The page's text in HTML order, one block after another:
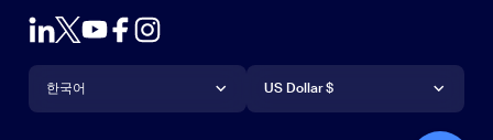
Outlook 플러그인
Android 앱
데모 요청하기
웨비나 및 이벤트
Zoom 체험 센터Zoom 체험 센터
계정
학습 센터
언어
한국어
통화
US Dollar $